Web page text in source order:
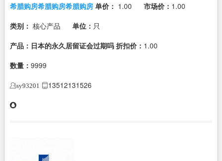
希腊购房希腊购房希腊购房 单价： 1.00 市场价： 1.00
类别： 核心产品 单位： 只
产品：日本的永久居留证会过期吗 折扣价： 1.00
数量： 9999
sy93201 13512131526